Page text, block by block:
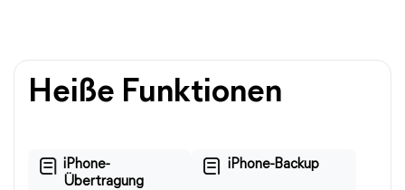
Heiße Funktionen
iPhone-
Übertragung
iPhone-Backup